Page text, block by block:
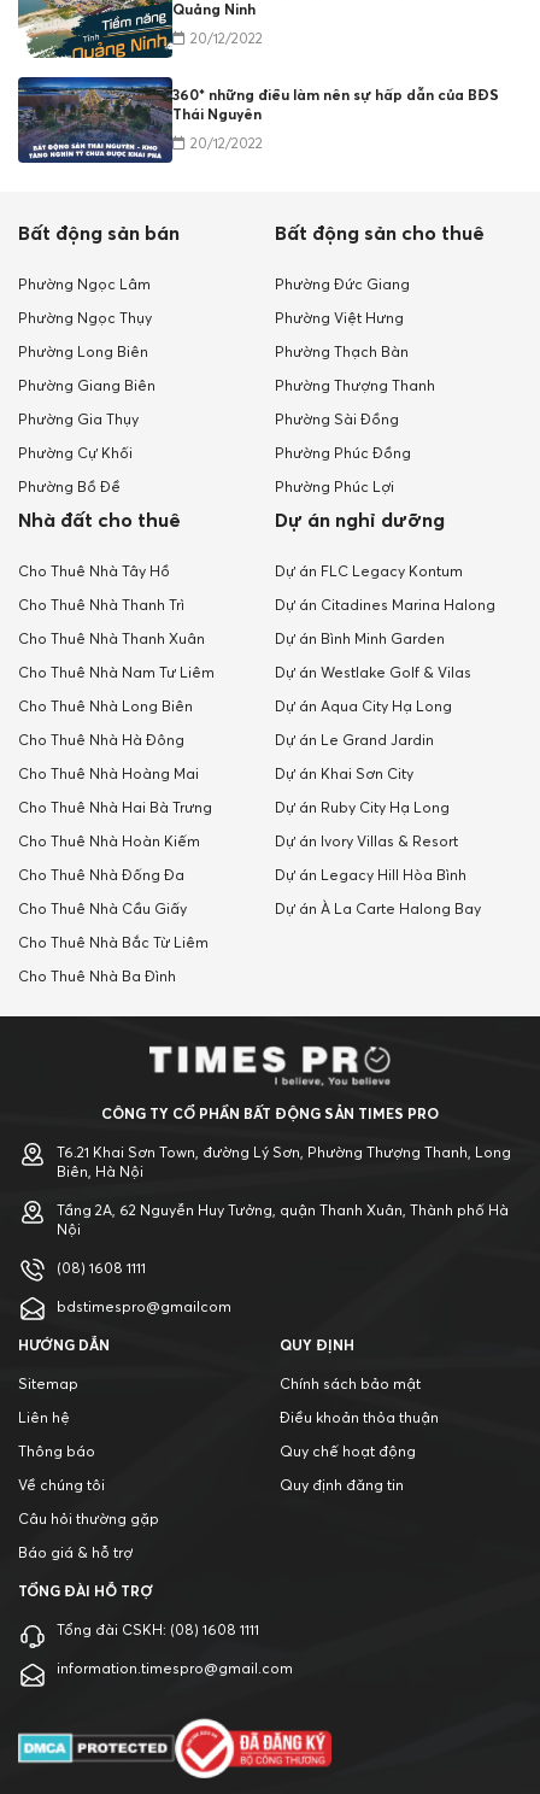
Quảng Ninh
20/12/2022
360* những điều làm nên sự hấp dẫn của BĐS
Thái Nguyên
20/12/2022
Bất động sản bán
Phường Ngọc Lâm
Phường Ngọc Thụy
Phường Long Biên
Phường Giang Biên
Phường Gia Thụy
Phường Cự Khối
Phường Bồ Đề
Bất động sản cho thuê
Phường Đức Giang
Phường Việt Hưng
Phường Thạch Bàn
Phường Thượng Thanh
Phường Sài Đồng
Phường Phúc Đồng
Phường Phúc Lợi
Nhà đất cho thuê
Cho Thuê Nhà Tây Hồ
Cho Thuê Nhà Thanh Trì
Cho Thuê Nhà Thanh Xuân
Cho Thuê Nhà Nam Tư Liêm
Cho Thuê Nhà Long Biên
Cho Thuê Nhà Hà Đông
Cho Thuê Nhà Hoàng Mai
Cho Thuê Nhà Hai Bà Trưng
Cho Thuê Nhà Hoàn Kiếm
Cho Thuê Nhà Đống Đa
Cho Thuê Nhà Cầu Giấy
Cho Thuê Nhà Bắc Từ Liêm
Cho Thuê Nhà Ba Đình
Dự án nghỉ dưỡng
Dự án FLC Legacy Kontum
Dự án Citadines Marina Halong
Dự án Bình Minh Garden
Dự án Westlake Golf & Vilas
Dự án Aqua City Hạ Long
Dự án Le Grand Jardin
Dự án Khai Sơn City
Dự án Ruby City Hạ Long
Dự án Ivory Villas & Resort
Dự án Legacy Hill Hòa Bình
Dự án À La Carte Halong Bay
CÔNG TY CỔ PHẦN BẤT ĐỘNG SẢN TIMES PRO
T6.21 Khai Sơn Town, đường Lý Sơn, Phường Thượng Thanh, Long
Biên, Hà Nội
Tầng 2A, 62 Nguyễn Huy Tưởng, quận Thanh Xuân, Thành phố Hà
Nội
(08) 1608 1111
bdstimespro@gmailcom
HƯỚNG DẪN
Sitemap
Liên hệ
Thông báo
Về chúng tôi
Câu hỏi thường gặp
Báo giá & hỗ trợ
QUY ĐỊNH
Chính sách bảo mật
Điều khoản thỏa thuận
Quy chế hoạt động
Quy định đăng tin
TỔNG ĐÀI HỖ TRỢ
Tổng đài CSKH: (08) 1608 1111
information.timespro@gmail.com